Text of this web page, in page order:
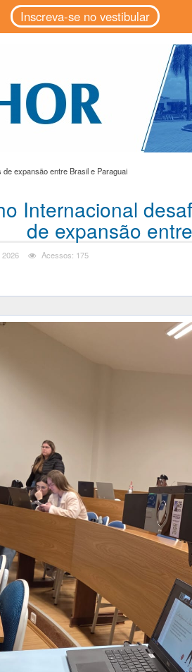
Inscreva-se no vestibular
expansão entre Brasil e Paraguai
Internacional
de expansão
2026 Acessos: 175